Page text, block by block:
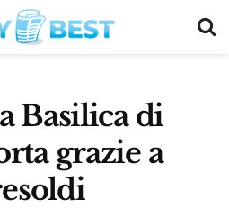
Basilica di
grazie a